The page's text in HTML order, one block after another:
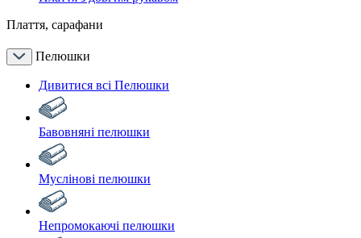
Плаття, сарафани
Пелюшки
Дивитися всі Пелюшки
Бавовняні пелюшки
Муслінові пелюшки
Непромокаючі пелюшки